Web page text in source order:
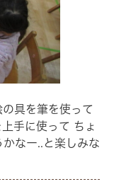
具を筆を使って
手に使って ちょ
なー..と楽しみな